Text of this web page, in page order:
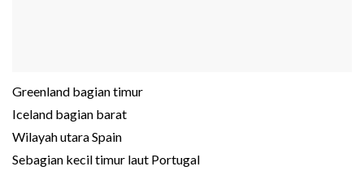
Greenland bagian timur
Iceland bagian barat
Wilayah utara Spain
Sebagian kecil timur laut Portugal